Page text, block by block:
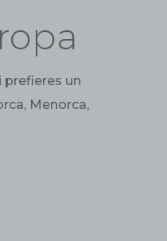
prefieres un
Menorca,